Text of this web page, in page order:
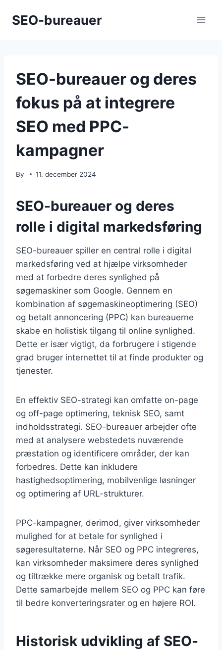
SEO-bureauer
SEO-bureauer og deres
fokus på at integrere
SEO med PPC-
kampagner
By 11. december 2024
SEO-bureauer og deres
rolle i digital markedsføring
SEO-bureauer spiller en central rolle i digital
markedsføring ved at hjælpe virksomheder
med at forbedre deres synlighed på
søgemaskiner som Google. Gennem en
kombination af søgemaskineoptimering (SEO)
og betalt annoncering (PPC) kan bureauerne
skabe en holistisk tilgang til online synlighed.
Dette er især vigtigt, da forbrugere i stigende
grad bruger internettet til at finde produkter og
tjenester.
En effektiv SEO-strategi kan omfatte on-page
og off-page optimering, teknisk SEO, samt
indholdsstrategi. SEO-bureauer arbejder ofte
med at analysere webstedets nuværende
præstation og identificere områder, der kan
forbedres. Dette kan inkludere
hastighedsoptimering, mobilvenlige løsninger
og optimering af URL-strukturer.
PPC-kampagner, derimod, giver virksomheder
mulighed for at betale for synlighed i
søgeresultaterne. Når SEO og PPC integreres,
kan virksomheder maksimere deres synlighed
og tiltrække mere organisk og betalt trafik.
Dette samarbejde mellem SEO og PPC kan føre
til bedre konverteringsrater og en højere ROI.
Historisk udvikling af SEO-